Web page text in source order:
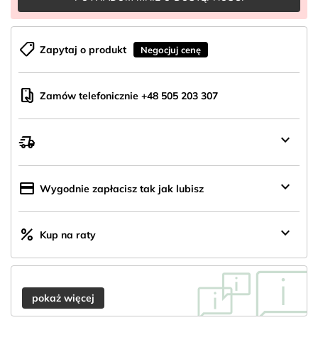
shoppingmode Zapytaj o produkt Negocjuj cenę
mobile_hand Zamów telefonicznie +48 505 203 307
delivery_truck_speed keyboard_arrow_down
credit_card Wygodnie zapłacisz tak jak lubisz keyboard_arrow_down
percent Kup na raty keyboard_arrow_down
pokaż więcej